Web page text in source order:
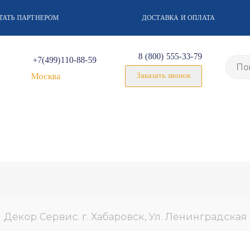
ПАРТНЕРОМ ДОСТАВКА И ОПЛАТА
+7(499)110-88-59
Москва
8 (800) 555-33-79
Заказать звонок
Декор Сервис. г. Хабаровск, Ул.